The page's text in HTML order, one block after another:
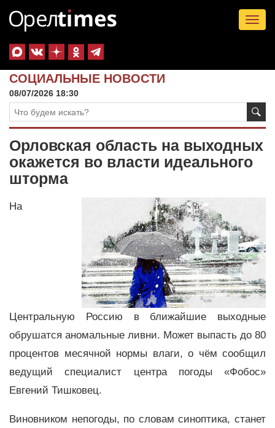
СОЦИАЛЬНЫЕ НОВОСТИ
08/07/2026 18:30
Орловская область на выходных
окажется во власти идеального
шторма
На
Центральную Россию в ближайшие выходные
обрушатся аномальные ливни. Может выпасть до 80
процентов месячной нормы влаги, о чём сообщил
ведущий специалист центра погоды «Фобос»
Евгений Тишковец.
Виновником непогоды, по словам синоптика, станет